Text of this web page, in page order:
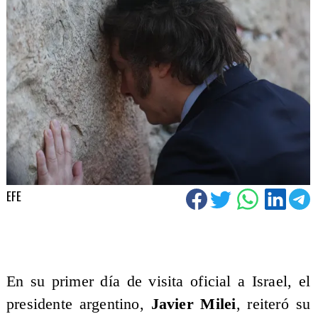
EFE
​En su primer día de visita oficial a Israel, el
presidente argentino, Javier Milei, reiteró su